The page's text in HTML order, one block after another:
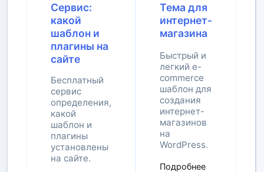
Сервис:
какой
шаблон и
плагины на
сайте
Бесплатный
сервис
определения,
какой
шаблон и
плагины
установлены
на сайте.
Тема для
интернет-
магазина
Быстрый и
легкий e-
commerce
шаблон для
создания
интернет-
магазинов
на
WordPress.
Подробнее